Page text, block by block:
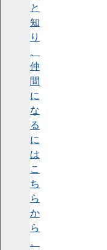
と
知
り
、
仲
間
に
な
る
に
は
こ
ち
ら
か
ら
。